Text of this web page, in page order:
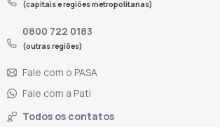
(capitais e regiões metropolitanas)
0800 722 0183
(outras regiões)
Fale com o PASA
Fale com a Pati
Todos os contatos